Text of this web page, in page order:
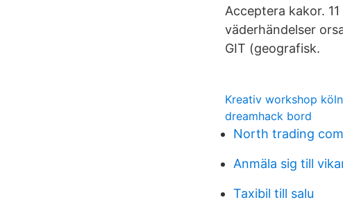
Acceptera kakor.
väderhändelser
GIT (geografisk.
Kreativ workshop köln
dreamhack bord
North trading
Anmäla sig till
Taxibil till salu